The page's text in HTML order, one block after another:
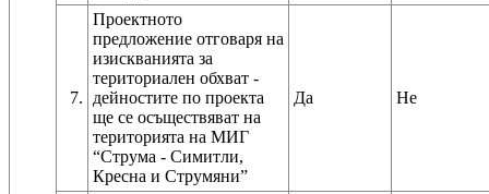
7.
Проектното
предложение отговаря на
изискванията за
териториален обхват -
дейностите по проекта
ще се осъществяват на
територията на МИГ
“Струма - Симитли,
Кресна и Струмяни”
Да Не